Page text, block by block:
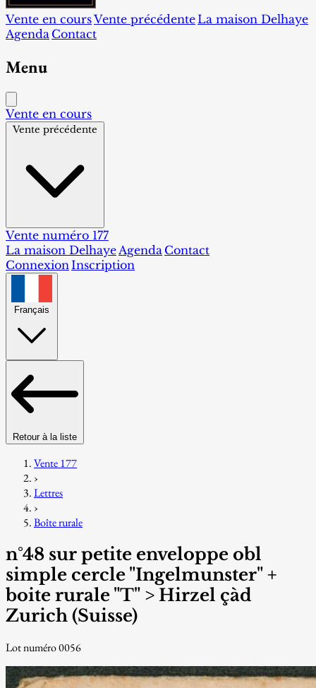
Vente en coursVente précédente La maison Delhaye
Agenda Contact
Menu
Vente en cours
Vente précédente
Vente numéro 177
La maison DelhayeAgenda Contact
ConnexionInscription
Français
Retour à la liste
Vente 177
›
Lettres
›
Boîte rurale
n°48 sur petite enveloppe obl
simple cercle "Ingelmunster" +
boite rurale "T" > Hirzel çàd
Zurich (Suisse)
Lot numéro 0056